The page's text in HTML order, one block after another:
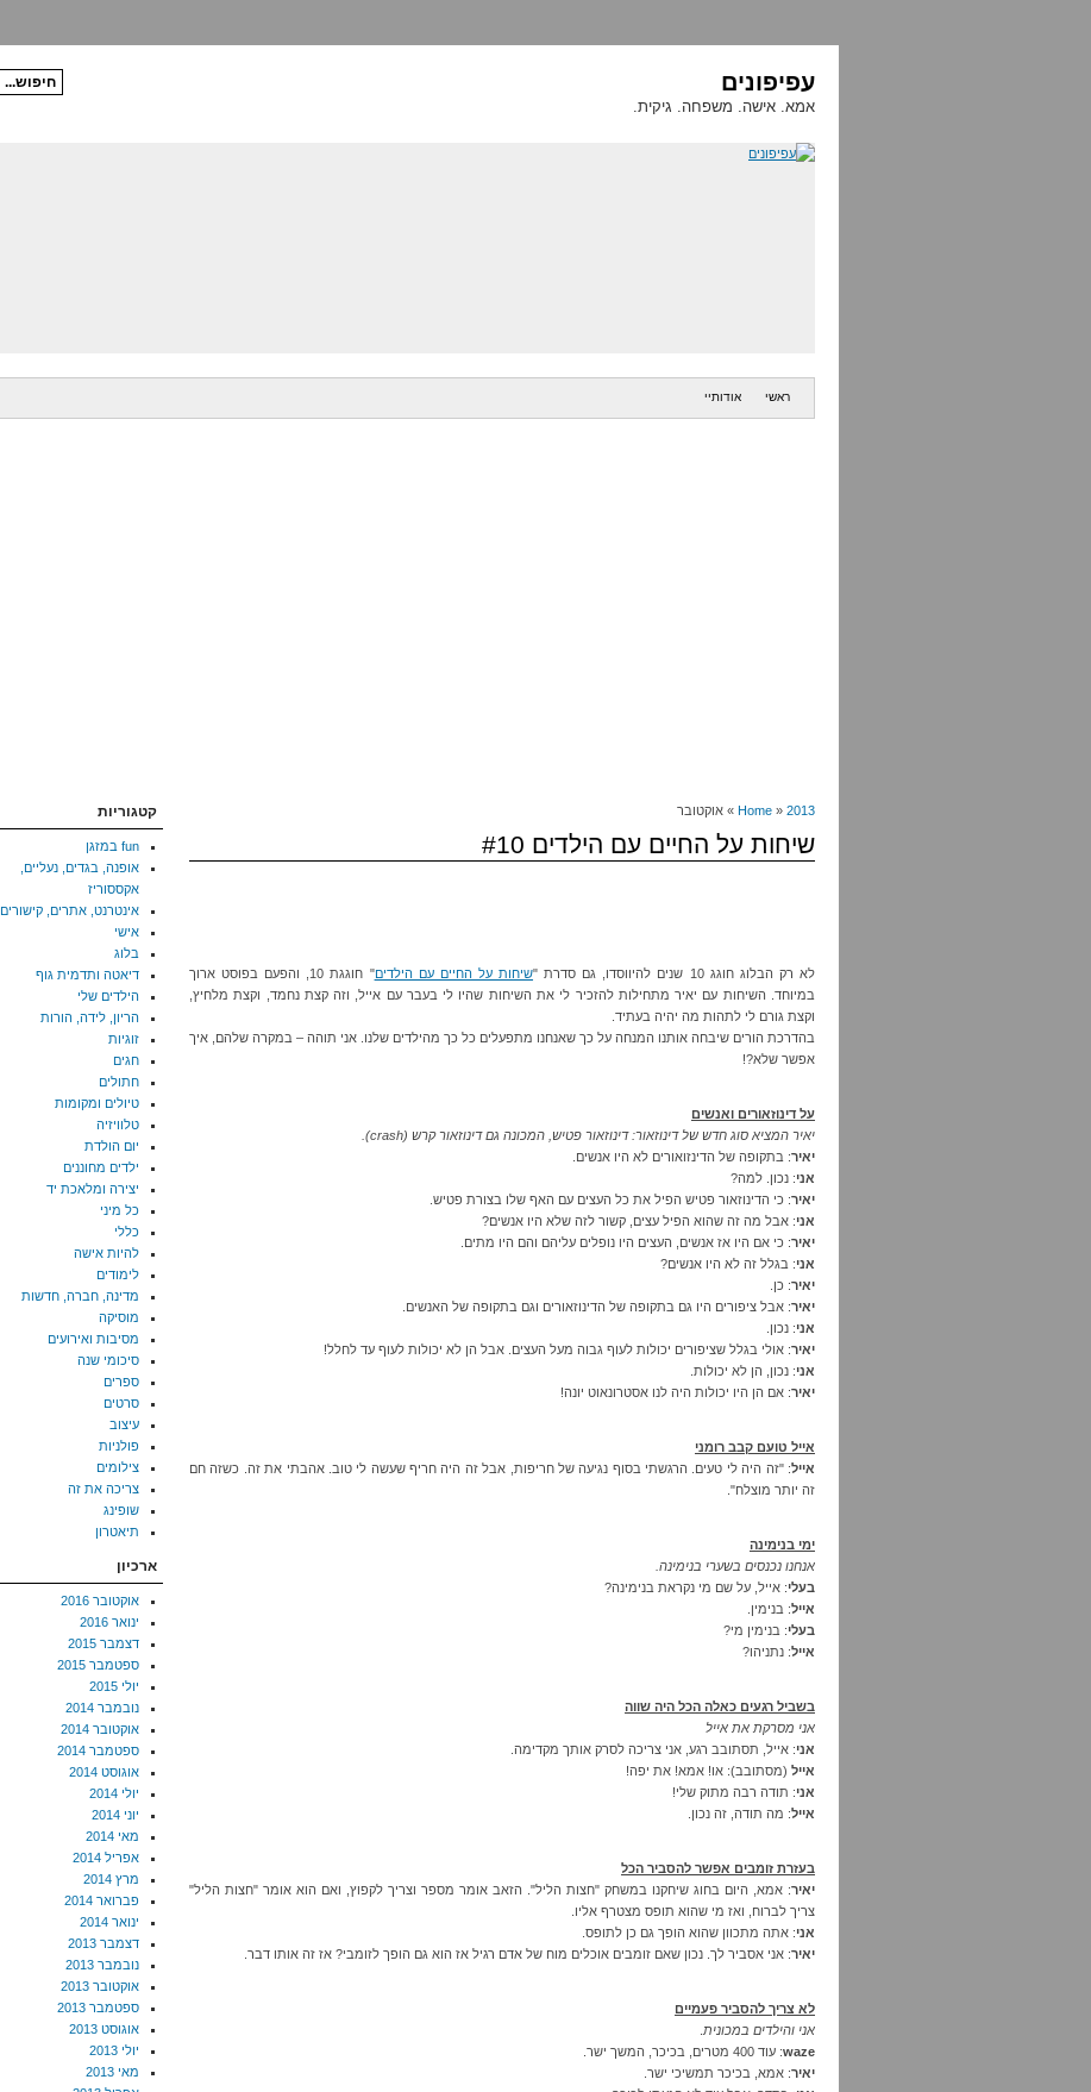
עפיפונים
אמא. אישה. משפחה. גיקית.
ראשי אודותיי
Home » 2013 » אוקטובר
שיחות על החיים עם הילדים #10
לא רק הבלוג חוגג 10 שנים להיווסדו, גם סדרת " שיחות על החיים עם הילדים
" חוגגת 10, והפעם בפוסט ארוך
במיוחד. השיחות עם יאיר מתחילות להזכיר לי את השיחות שהיו לי בעבר עם אייל, וזה קצת נחמד, וקצת מלחיץ,
וקצת גורם לי לתהות מה יהיה בעתיד.
בהדרכת הורים שיבחה אותנו המנחה על כך שאנחנו מתפעלים כל כך מהילדים שלנו. אני תוהה – במקרה שלהם, איך
אפשר שלא?!
על דינוזאורים ואנשים
יאיר המציא סוג חדש של דינוזאור: דינוזאור פטיש, המכונה גם דינוזאור קרש (crash).
יאיר: בתקופה של הדינזואורים לא היו אנשים.
אני: נכון. למה?
יאיר: כי הדינוזאור פטיש הפיל את כל העצים עם האף שלו בצורת פטיש.
אני: אבל מה זה שהוא הפיל עצים, קשור לזה שלא היו אנשים?
יאיר: כי אם היו אז אנשים, העצים היו נופלים עליהם והם היו מתים.
אני: בגלל זה לא היו אנשים?
יאיר: כן.
יאיר: אבל ציפורים היו גם בתקופה של הדינוזאורים וגם בתקופה של האנשים.
אני: נכון.
יאיר: אולי בגלל שציפורים יכולות לעוף גבוה מעל העצים. אבל הן לא יכולות לעוף עד לחלל!
אני: נכון, הן לא יכולות.
יאיר: אם הן היו יכולות היה לנו אסטרונאוט יונה!
אייל טועם קבב רומני
אייל: "זה היה לי טעים. הרגשתי בסוף נגיעה של חריפות, אבל זה היה חריף שעשה לי טוב. אהבתי את זה. כשזה חם
זה יותר מוצלח".
ימי בנימינה
אנחנו נכנסים בשערי בנימינה.
בעלי: אייל, על שם מי נקראת בנימינה?
אייל: בנימין.
בעלי: בנימין מי?
אייל: נתניהו?
בשביל רגעים כאלה הכל היה שווה
אני מסרקת את אייל
אני: אייל, תסתובב רגע, אני צריכה לסרק אותך מקדימה.
אייל (מסתובב): או! אמא! את יפה!
אני: תודה רבה מתוק שלי!
אייל: מה תודה, זה נכון.
בעזרת זומבים אפשר להסביר הכל
יאיר: אמא, היום בחוג שיחקנו במשחק "חצות הליל". הזאב אומר מספר וצריך לקפוץ, ואם הוא אומר "חצות הליל"
צריך לברוח, ואז מי שהוא תופס מצטרף אליו.
אני: אתה מתכוון שהוא הופך גם כן לתופס.
יאיר: אני אסביר לך. נכון שאם זומבים אוכלים מוח של אדם רגיל אז הוא גם הופך לזומבי? אז זה אותו דבר.
לא צריך להסביר פעמיים
אני והילדים במכונית
waze: עוד 400 מטרים, בכיכר, המשך ישר.
יאיר: אמא, בכיכר תמשיכי ישר.
קטגוריות
fun במזגן
אופנה, בגדים, נעליים,
אקססוריז
אינטרנט, אתרים, קישורים
אישי
בלוג
דיאטה ותדמית גוף
הילדים שלי
הריון, לידה, הורות
זוגיות
חגים
חתולים
טיולים ומקומות
טלוויזיה
יום הולדת
ילדים מחוננים
יצירה ומלאכת יד
כל מיני
כללי
להיות אישה
לימודים
מדינה, חברה, חדשות
מוסיקה
מסיבות ואירועים
סיכומי שנה
ספרים
סרטים
עיצוב
פולניות
צילומים
צריכה את זה
שופינג
תיאטרון
ארכיון
אוקטובר 2016
ינואר 2016
דצמבר 2015
ספטמבר 2015
יולי 2015
נובמבר 2014
אוקטובר 2014
ספטמבר 2014
אוגוסט 2014
יולי 2014
יוני 2014
מאי 2014
אפריל 2014
מרץ 2014
פברואר 2014
ינואר 2014
דצמבר 2013
נובמבר 2013
אוקטובר 2013
ספטמבר 2013
אוגוסט 2013
יולי 2013
מאי 2013